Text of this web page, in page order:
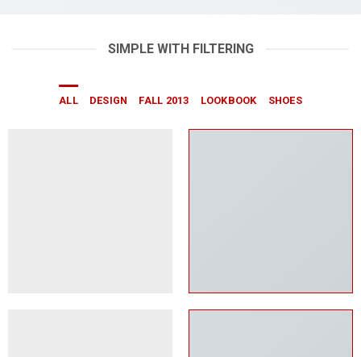
SIMPLE WITH FILTERING
ALL DESIGN FALL 2013 LOOKBOOK SHOES